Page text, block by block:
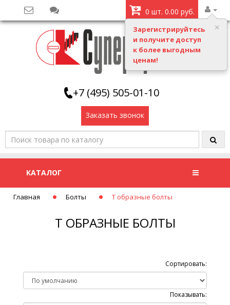
0 шт. 0.00 руб.
+7 (495) 505-01-10
Заказать звонок
КАТАЛОГ
Главная Болты Т образные болты
Т ОБРАЗНЫЕ БОЛТЫ
Сортировать:
Показывать:
Зарегистрируйтесь
и получите доступ
к более выгодным
ценам!